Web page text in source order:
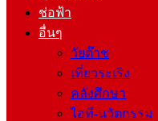
ช่อฟ้า
อื่นๆ
วัยต๊าช
เที่ยวระเริง
คลังศึกษา
ไอที-นวัตกรรม